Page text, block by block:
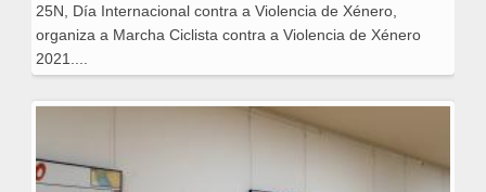
25N, Día Internacional contra a Violencia de Xénero,
organiza a Marcha Ciclista contra a Violencia de Xénero
2021....